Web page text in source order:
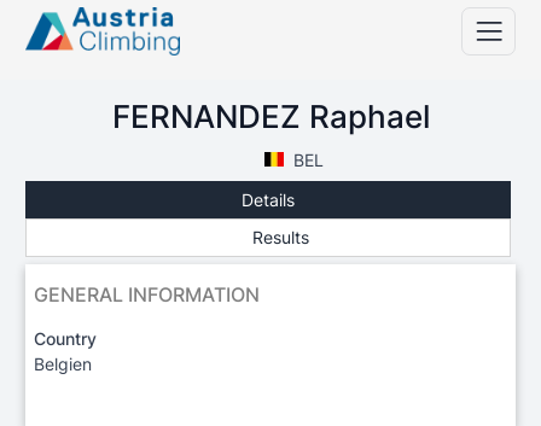
FERNANDEZ Raphael
BEL
Details
Results
GENERAL INFORMATION
Country
Belgien